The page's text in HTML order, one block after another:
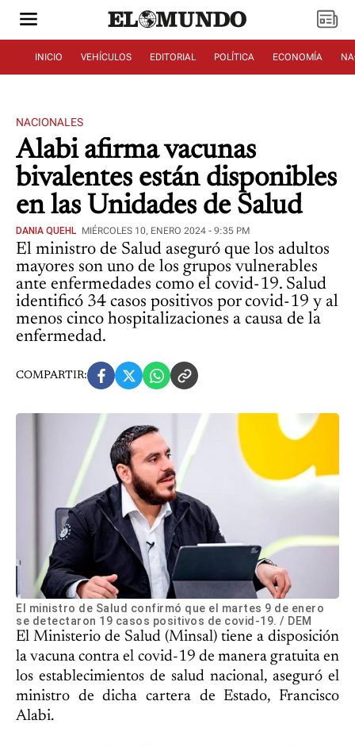
INICIO VEHÍCULOS EDITORIAL POLÍTICA ECONOMÍA
NACIONALES
Alabi afirma vacunas
bivalentes están disponibles
en las Unidades de Salud
DANIA QUEHL MIÉRCOLES 10, ENERO 2024 - 9:35 PM
El ministro de Salud aseguró que los adultos
mayores son uno de los grupos vulnerables
ante enfermedades como el covid-19. Salud
identificó 34 casos positivos por covid-19 y al
menos cinco hospitalizaciones a causa de la
enfermedad.
COMPARTIR:
El ministro de Salud confirmó que el martes 9 de enero
se detectaron 19 casos positivos de covid-19. / DEM
El Ministerio de Salud (Minsal) tiene a disposición
la vacuna contra el covid-19 de manera gratuita en
los establecimientos de salud nacional, aseguró el
ministro de dicha cartera de Estado, Francisco
Alabi.